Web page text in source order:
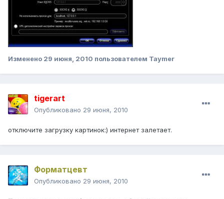
Изменено 29 июня, 2010 пользователем Taymer
tigerart
Опубликовано 29 июня, 2010
отключите загрузку картинок:) интернет залетает.
Форматцевт
Опубликовано 29 июня, 2010